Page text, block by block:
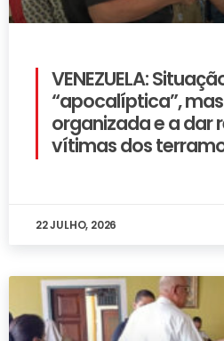
VENEZUELA:
“apocalíptica”,
organizada e a dar
vítimas dos
22 JULHO, 2026